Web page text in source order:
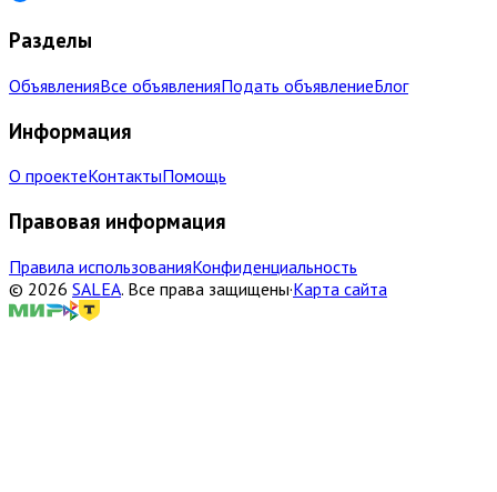
Разделы
ОбъявленияВсе объявленияПодать объявлениеБлог
Информация
О проектеКонтактыПомощь
Правовая информация
Правила использованияКонфиденциальность
© 2026 SALEA. Все права защищены·Карта сайта